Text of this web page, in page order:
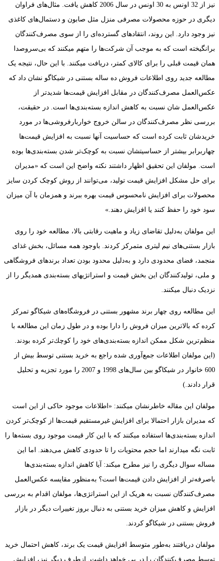
نیز از 32 اونس به 30 اونس در سال 2006 کاهش یافت. مثال‌های فراوان
دیگری در حوزه ‏محصولات مصرفی منزل مثل صابون و دستمال‌های کاغذی
نیز وجود دارد. این روند، انتقادهای گسترده‌ای را از سوی مصرف‌کنندگان
برانگیخته است که به موجب آن شرکت‌ها را متهم می‏کنند که بی‌سروصدا
همان قیمت قبلی را برای کالای کمتر، دریافت می‏کنند. با این حال، نتیجه ‏یک
مطالعه ‏جدید روی اطلاعات فروش ده ساله ‏بستنی در شیکاگو نشان داد که
عکس‌العمل مصرف‌کنندگان در مقابل افزایش قیمت‌ها شدیدتر از
عکس‌العمل شان نسبت به کاهش اندازه ‏بسته‌بندی‌ها است. در حقیقت،
بررسی نظر مصرف‌کنندگان در سالن خروج خواربارفروشی‌ها در مورد
خریدشان ثابت کرده است که حساسیت آنها نسبت به افزایش قیمت‌ها
چهاربرابر بیشتر از حساسیتشان نسبت به کوچک‌تر شدن بسته‌بندی‌ها بوده
است. مولفان این تحقیق اظهار داشتند نکته واضح این است که «مدیران
برای حل مشکل افزایش قیمت تولید، می‌توانند از روش کوچک کردن سایز
محصولات برای افزایش نامحسوس قیمت بهره ببرند و همزمان با آن میزان
سود خود را حفظ کنند یا افزایش دهند.»
این مولفان به‌دلیل تقاضای زیاد و ماهیت رقابتی بالا، مطالعه ‏خود را روی
بازار بستنی‌های نیم لیتری متمرکز کردند. باوجود همه مسائل، بخش غذای
منجمد، فضای محدودی دارد و به‌دلیل محدود بودن تعداد برندهای فروشگاهی
و ملی، تولیدکنندگان این بخش قیمت و استراتژی‏های بسته‌بندی همدیگر را از
نزدیک دنبال می‏کنند.
این مطالعه روی چهار برند مشهور بستنی در فروشگاه‌های شیکاگو تمرکز
کرده که بالاترین میزان فروش را دارا بوده و در طول زمان این مطالعه با
منظم‌ترین شکل ممکن اندازه ‏بسته‌بندی‌های خود را كوچك‌تر کرده بودند.
(این مولفان اطلاعات جمع‌آوری شده راجع به خرید بستنی توسط بیش از
600 خانوار در شیکاگو بین سال‌های 1998 و 2007 را مورد تجزیه و تحلیل
قرار دادند.)
مولفان این مقاله خاطرنشان می‏کنند: «اطلاعات موجود حاکی از این است
که مدیران بازار احتمالا برای افزایش غیرمستقیم قیمت‌ها از کوچک‌تر کردن
اندازه ‏بسته‌بندی‌ها استفاده می‏کنند که با این کار قیمت موجود روی بسته‌ها را
ثابت نگه می‏دارند اما حجم ‏محتویات را تا حدودی کاهش می‌دهند. اما این
مساله سوال دیگری را نیز مطرح می‏کند: آیا کاهش اندازه بسته‌بندی‌ها
باصرفه‌تر از افزایش دادن قیمت‌ها است؟ به‌منظور مقایسه ‏عکس‌العمل
مصرف‌کنندگان نسبت به هریک از این استراتژی‌ها، مولفان اقدام به بررسی
افزایش و کاهش میزان خرید بستنی به دنبال بروز تغییرات دیگر در بازار
فروش بستنی در شیکاگو کردند.
مولفان دریافتند به‌طور متوسط افزایش قیمت یک برند، کاهش احتمال خرید
توسط مصرف‌کنندگان را در پی خواهد داشت. ازطرف دیگر نیز، افزایش